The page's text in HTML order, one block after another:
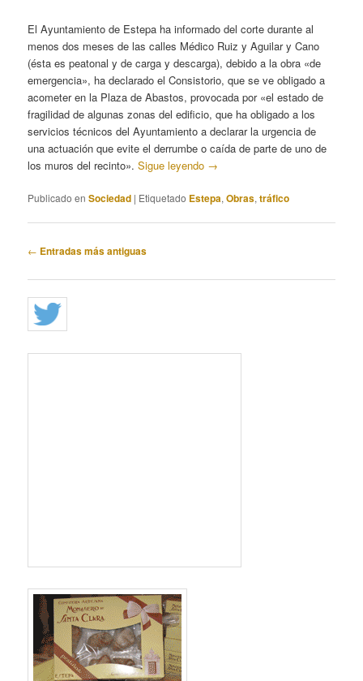
El Ayuntamiento de Estepa ha informado del corte durante al
menos dos meses de las calles Médico Ruiz y Aguilar y Cano
(ésta es peatonal y de carga y descarga), debido a la obra «de
emergencia», ha declarado el Consistorio, que se ve obligado a
acometer en la Plaza de Abastos, provocada por «el estado de
fragilidad de algunas zonas del edificio, que ha obligado a los
servicios técnicos del Ayuntamiento a declarar la urgencia de
una actuación que evite el derrumbe o caída de parte de uno de
los muros del recinto».Sigue leyendo →
Publicado en Sociedad | Etiquetado Estepa,Obras,tráfico
Navegación
entradas
← Entradas más antiguas